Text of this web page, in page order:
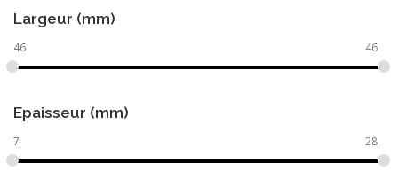
Largeur (mm)
46 46
Epaisseur (mm)
7 28